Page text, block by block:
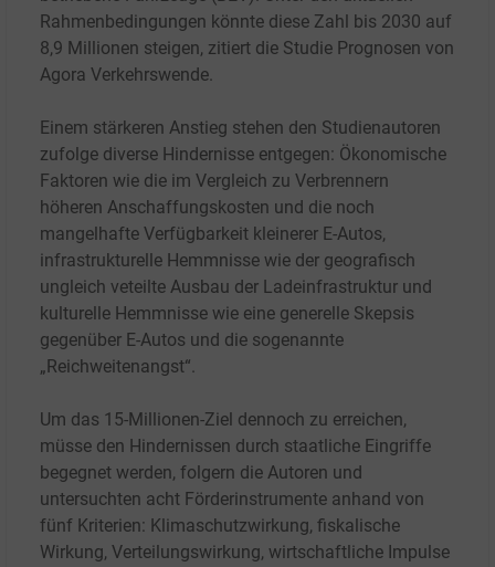
Rahmenbedingungen könnte diese Zahl bis 2030 auf
8,9 Millionen steigen, zitiert die Studie Prognosen von
Agora Verkehrswende.
Einem stärkeren Anstieg stehen den Studienautoren
zufolge diverse Hindernisse entgegen: Ökonomische
Faktoren wie die im Vergleich zu Verbrennern
höheren Anschaffungskosten und die noch
mangelhafte Verfügbarkeit kleinerer E-Autos,
infrastrukturelle Hemmnisse wie der geografisch
ungleich veteilte Ausbau der Ladeinfrastruktur und
kulturelle Hemmnisse wie eine generelle Skepsis
gegenüber E-Autos und die sogenannte
„Reichweitenangst“.
Um das 15-Millionen-Ziel dennoch zu erreichen,
müsse den Hindernissen durch staatliche Eingriffe
begegnet werden, folgern die Autoren und
untersuchten acht Förderinstrumente anhand von
fünf Kriterien: Klimaschutzwirkung, fiskalische
Wirkung, Verteilungswirkung, wirtschaftliche Impulse